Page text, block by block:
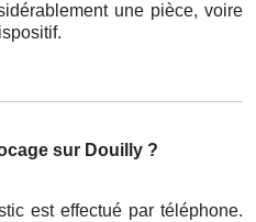
une pièce, voire
sur Douilly ?
est effectué par téléphone.